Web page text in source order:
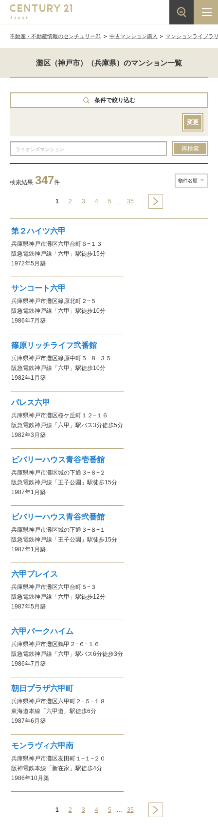
不動産・不動産情報のセンチュリー21 中古マンション購入 マンションライブラ
灘区（神戸市）（兵庫県）のマンション一覧
条件で絞り込む
変更
再検索
検索結果 347件
1 2 3 4 5 … 35
第２ハイツ六甲
兵庫県神戸市灘区六甲台町６−１３
阪急電鉄神戸線 「六甲」駅徒歩15分
1972年5月 築
サンコート六甲
兵庫県神戸市灘区篠原北町２−５
阪急電鉄神戸線 「六甲」駅徒歩10分
1986年7月 築
篠原リッチライフ弐番館
兵庫県神戸市灘区篠原中町５−８−３５
阪急電鉄神戸線 「六甲」駅徒歩10分
1982年1月 築
パレス六甲
兵庫県神戸市灘区桜ケ丘町１２−１６
阪急電鉄神戸線 「六甲」駅バス3分徒歩5分
1982年3月 築
ビバリーハウス青谷壱番館
兵庫県神戸市灘区城の下通３−８−２
阪急電鉄神戸線 「王子公園」駅徒歩15分
1987年1月 築
ビバリーハウス青谷弐番館
兵庫県神戸市灘区城の下通３−８−１
阪急電鉄神戸線 「王子公園」駅徒歩15分
1987年1月 築
六甲プレイス
兵庫県神戸市灘区六甲台町５−３
阪急電鉄神戸線 「六甲」駅徒歩12分
1987年5月 築
六甲パークハイム
兵庫県神戸市灘区鶴甲２−６−１６
阪急電鉄神戸線 「六甲」駅バス6分徒歩3分
1986年7月 築
朝日プラザ六甲町
兵庫県神戸市灘区六甲町２−５−１８
東海道本線 「六甲道」駅徒歩6分
1987年6月 築
モンラヴィ六甲南
兵庫県神戸市灘区友田町１−１−２０
阪神電鉄本線 「新在家」駅徒歩4分
1986年10月 築
1 2 3 4 5 … 35